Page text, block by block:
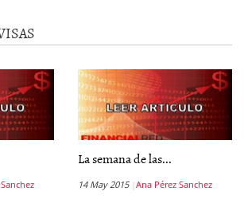
La semana de las...
14 May 2015 Ana Pérez Sanchez